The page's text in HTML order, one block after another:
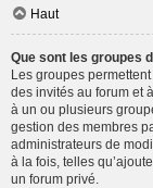
Haut
Que sont les groupes
Les groupes
des invités au forum et
à un ou plusieurs
gestion des membres
administrateurs de
à la fois, telles
un forum privé.